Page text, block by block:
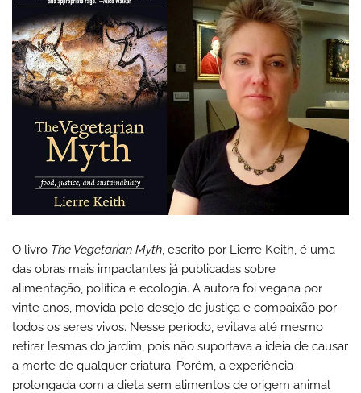
O livro The Vegetarian Myth, escrito por Lierre Keith, é uma
das obras mais impactantes já publicadas sobre
alimentação, política e ecologia. A autora foi vegana por
vinte anos, movida pelo desejo de justiça e compaixão por
todos os seres vivos. Nesse período, evitava até mesmo
retirar lesmas do jardim, pois não suportava a ideia de causar
a morte de qualquer criatura. Porém, a experiência
prolongada com a dieta sem alimentos de origem animal